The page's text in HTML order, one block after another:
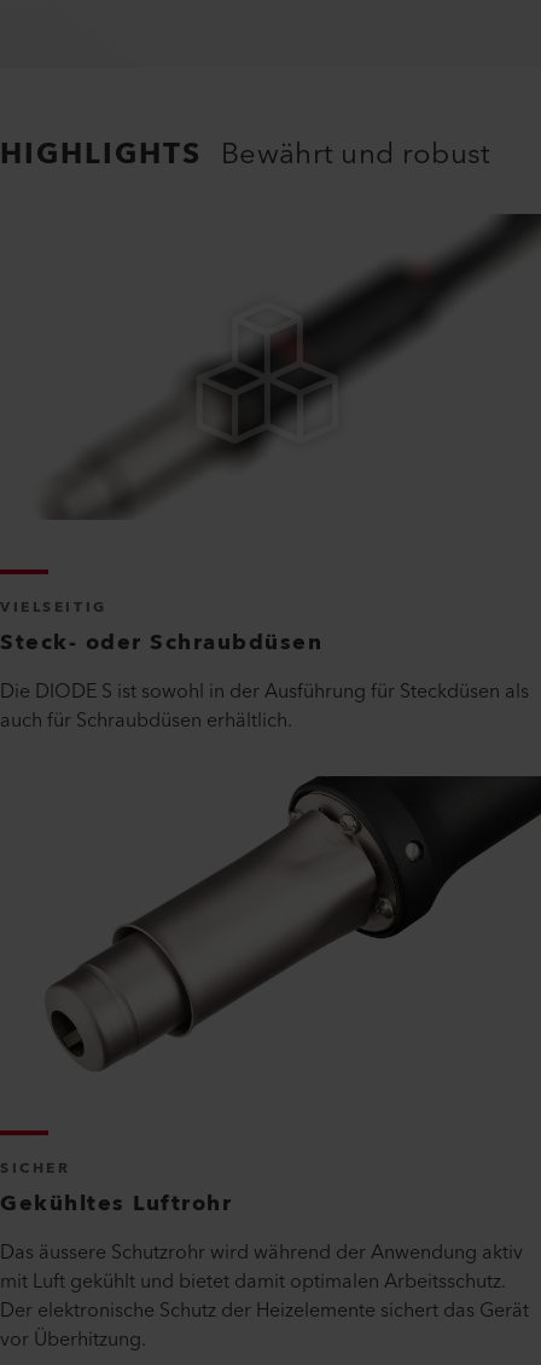
HIGHLIGHTS Bewährt und robust
VIELSEITIG
Steck- oder Schraubdüsen
Die DIODE S ist sowohl in der Ausführung für Steckdüsen als
auch für Schraubdüsen erhältlich.
SICHER
Gekühltes Luftrohr
Das äussere Schutzrohr wird während der Anwendung aktiv
mit Luft gekühlt und bietet damit optimalen Arbeitsschutz.
Der elektronische Schutz der Heizelemente sichert das Gerät
vor Überhitzung.